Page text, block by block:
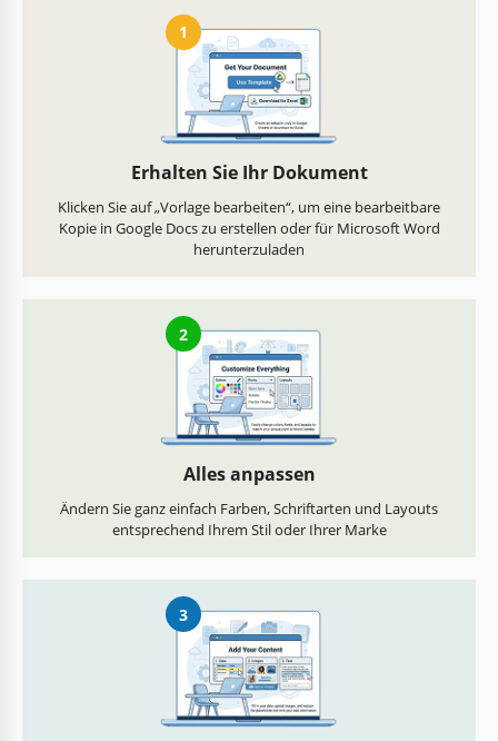
1
Erhalten Sie Ihr Dokument
Klicken Sie auf „Vorlage bearbeiten“, um eine bearbeitbare
Kopie in Google Docs zu erstellen oder für Microsoft Word
herunterzuladen
2
Alles anpassen
Ändern Sie ganz einfach Farben, Schriftarten und Layouts
entsprechend Ihrem Stil oder Ihrer Marke
3